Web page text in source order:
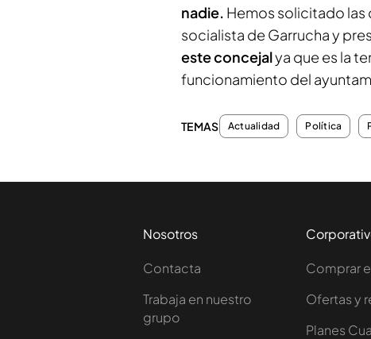
nadie. Hemos solicitado las
socialista de Garrucha y
este concejalya que es la
funcionamiento del
TEMAS Actualidad Política
Nosotros
Contacta
Trabaja en nuestro
grupo
Comprar
Ofertas y
Planes